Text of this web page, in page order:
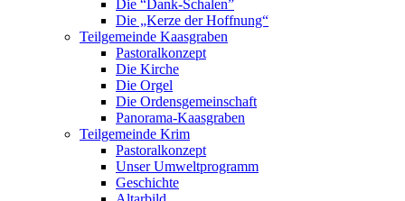
Die “Dank-Schalen”
Die „Kerze der Hoffnung“
Teilgemeinde Kaasgraben
Pastoralkonzept
Die Kirche
Die Orgel
Die Ordensgemeinschaft
Panorama-Kaasgraben
Teilgemeinde Krim
Pastoralkonzept
Unser Umweltprogramm
Geschichte